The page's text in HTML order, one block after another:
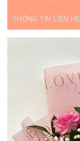
THÔNG TIN LIÊN HỆ